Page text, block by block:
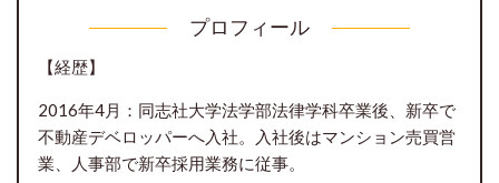
プロフィール
【経歴】
2016年4月：同志社大学法学部法律学科卒業後、新卒で
不動産デベロッパーへ入社。入社後はマンション売買営
業、人事部で新卒採用業務に従事。